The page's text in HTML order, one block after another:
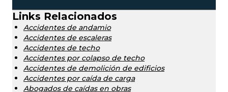
Links Relacionados
Accidentes de andamio
Accidentes de escaleras
Accidentes de techo
Accidentes por colapso de techo
Accidentes de demolición de edificios
Accidentes por caída de carga
Abogados de caídas en obras